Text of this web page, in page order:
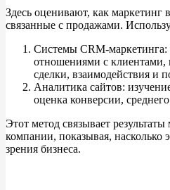
Здесь оценивают, как маркетинг
связанные с продажами.
Системы CRM-
отношениями с клиентами,
сделки, взаимодействия и
Аналитика сайтов:
оценка конверсии,
Этот метод связывает результаты
компании, показывая, насколько
зрения бизнеса.